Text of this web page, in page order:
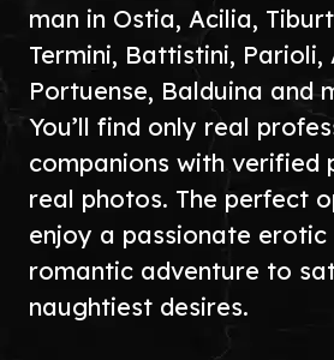
man in Ostia, Acilia,
Termini, Battistini, Parioli,
Portuense, Balduina and
You’ll find only real
companions with verified
real photos. The perfect
enjoy a passionate
romantic adventure to
naughtiest desires.